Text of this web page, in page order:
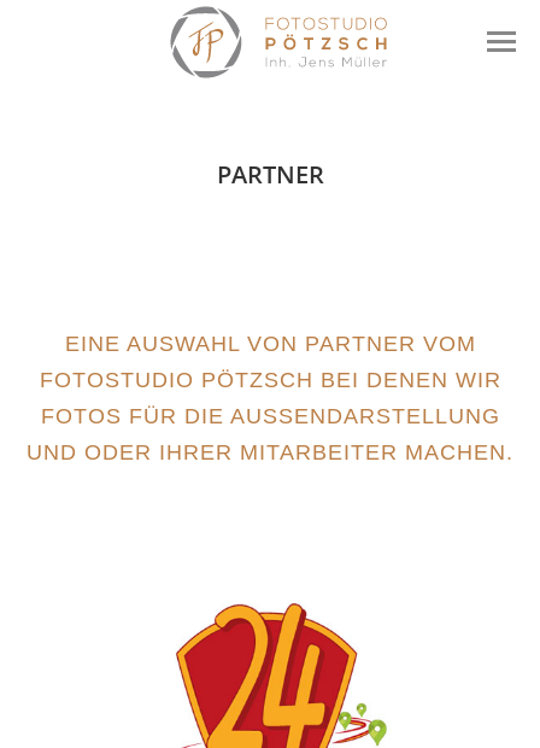
PARTNER
EINE AUSWAHL VON PARTNER VOM
FOTOSTUDIO PÖTZSCH BEI DENEN WIR
FOTOS FÜR DIE AUSSENDARSTELLUNG U
ND ODER IHRER MITARBEITER MACHEN.